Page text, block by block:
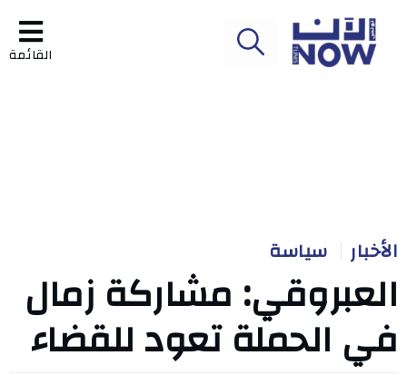
القائمة
الأخبار سياسة
العبروقي: مشاركة زمال
في الحملة تعود للقضاء